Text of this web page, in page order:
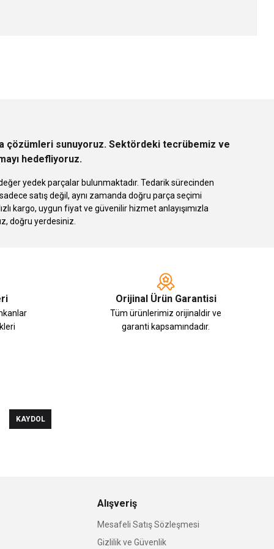
çözümleri sunuyoruz. Sektördeki tecrübemiz ve
hedefliyoruz.
yedek parçalar bulunmaktadır. Tedarik sürecinden
satış değil, aynı zamanda doğru parça seçimi
kargo, uygun fiyat ve güvenilir hizmet anlayışımızla
doğru yerdesiniz.
Orijinal Ürün Garantisi
Tüm ürünlerimiz orijinaldir ve
garanti kapsamındadır.
KAYDOL
Alışveriş
Mesafeli Satış Sözleşmesi
Gizlilik ve Güvenlik